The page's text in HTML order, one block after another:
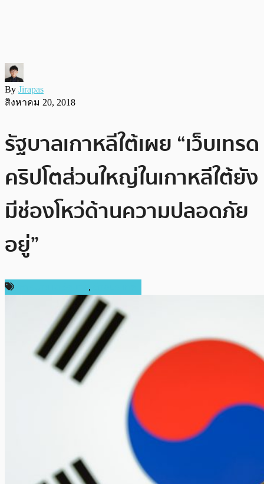
By Jirapas
สิงหาคม 20, 2018
รัฐบาลเกาหลีใต้เผย “เว็บเทรด
คริปโตส่วนใหญ่ในเกาหลีใต้ยัง
มีช่องโหว่ด้านความปลอดภัย
อยู่”
,